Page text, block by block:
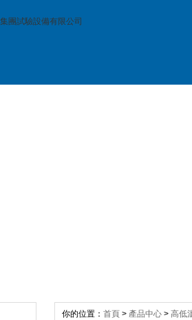
你的位置： 首頁 > 產品中心 > 高低